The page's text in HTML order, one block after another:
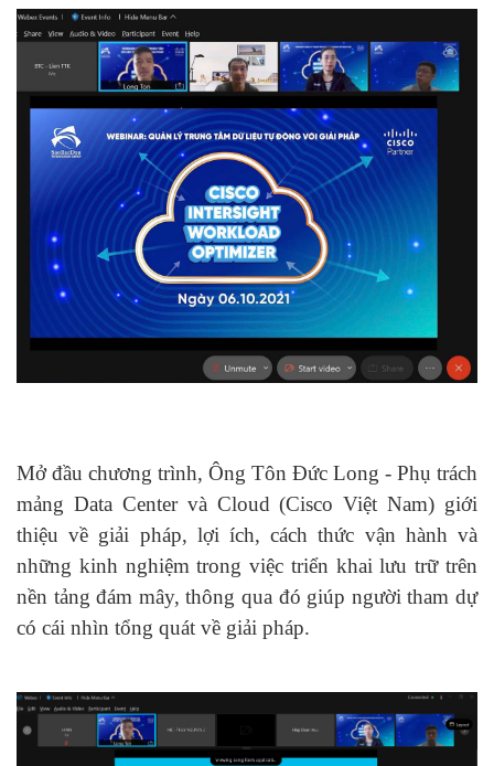
Mở đầu chương trình, Ông Tôn Đức Long - Phụ trách
mảng Data Center và Cloud (Cisco Việt Nam) giới
thiệu về giải pháp, lợi ích, cách thức vận hành và
những kinh nghiệm trong việc triển khai lưu trữ trên
nền tảng đám mây, thông qua đó giúp người tham dự
có cái nhìn tổng quát về giải pháp.